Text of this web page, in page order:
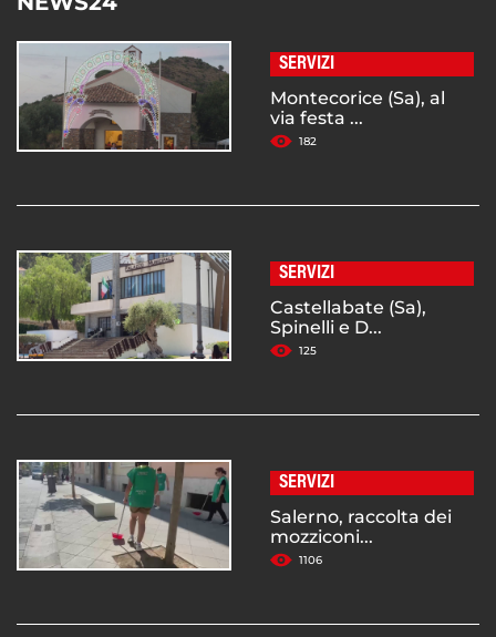
SERVIZI
Montecorice (Sa), al
via festa ...
182
SERVIZI
Castellabate (Sa),
Spinelli e D...
125
SERVIZI
Salerno, raccolta dei
mozziconi...
1106